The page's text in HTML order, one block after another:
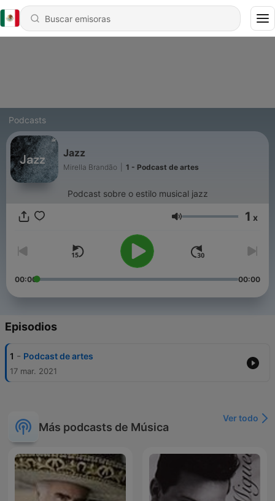
Podcasts
Jazz
Mirella Brandão 1 - Podcast de artes
Podcast sobre o estilo musical jazz
Volumen 1 x
00:00 00:00
Episodios
1 - Podcast de artes
17 mar. 2021
Más podcasts de Música
Ver todo